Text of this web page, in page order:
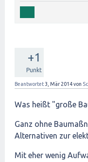
+1
Punkt
Beantwortet 3, Mär 2014von
Was heißt "große
Ganz ohne
Alternativen zur
Mit eher wenig